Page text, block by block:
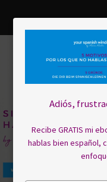
contenido
Adiós,
Recibe GRATIS mi
hablas bien español,